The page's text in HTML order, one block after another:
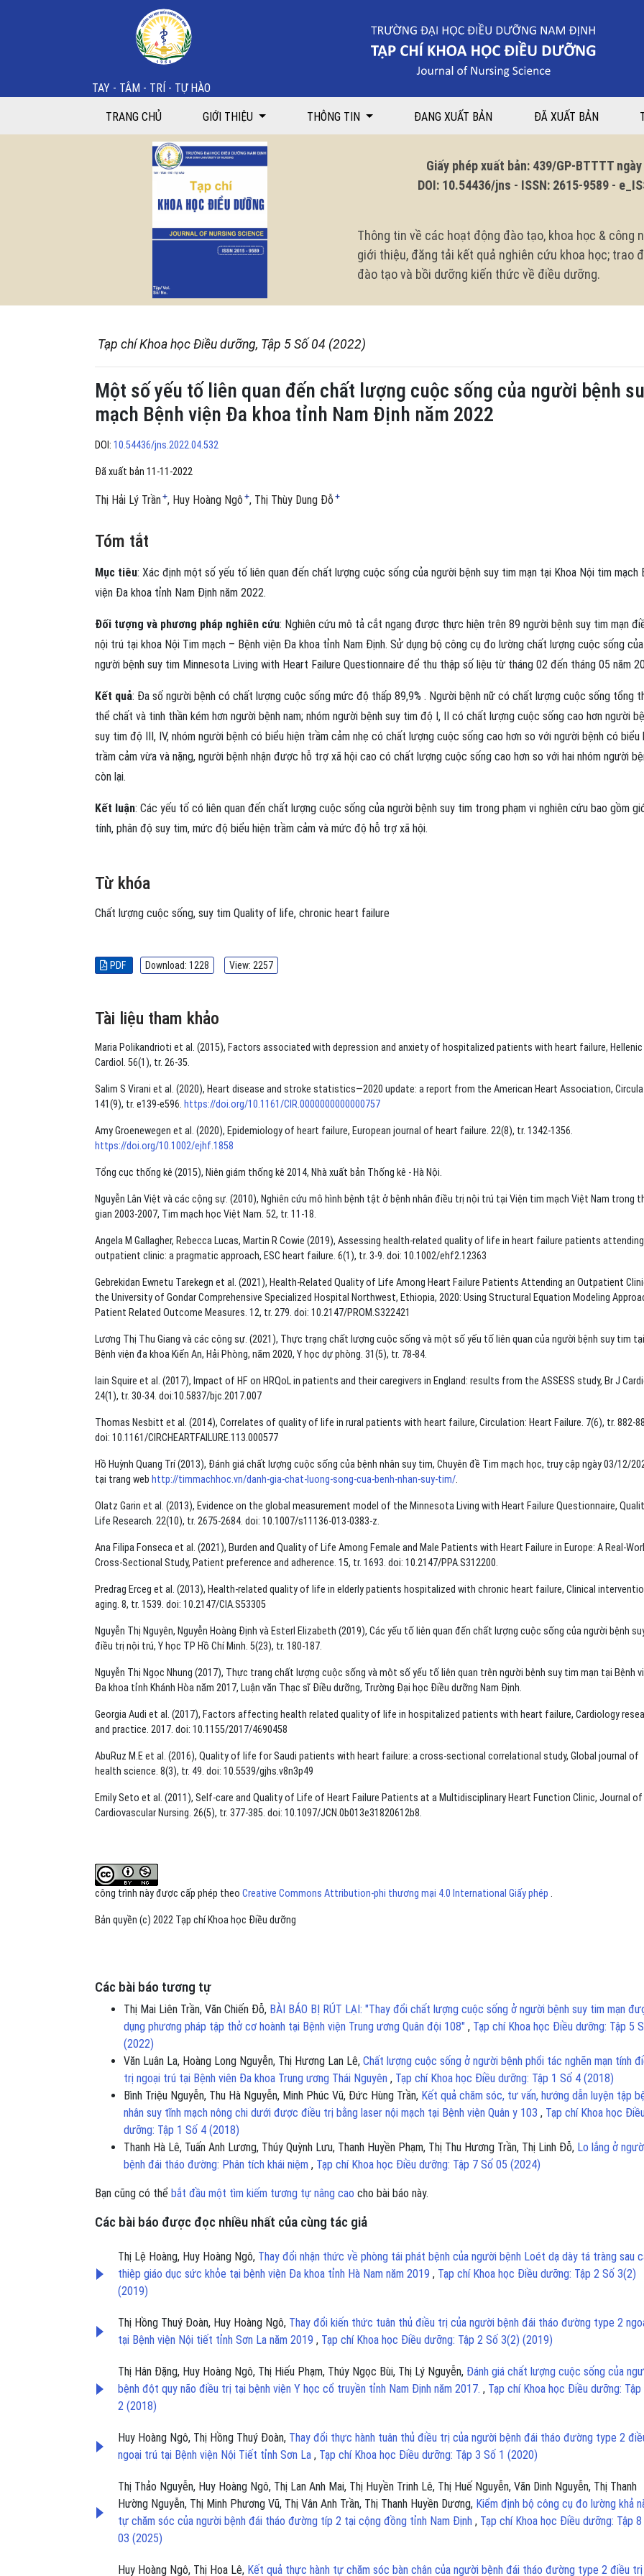
Một số yếu tố liên quan đến chất lượng cuộc sống của người bệnh suy tim mạn tại Khoa Nội tim mạch Bệnh viện Đa khoa tỉnh
TAY - TÂM - TRÍ - TỰ HÀO
TRANG CHỦ GIỚI THIỆU THÔNG TIN ĐANG XUẤT BẢN ĐÃ XUẤT BẢN
Giấy phép xuất bản: 439/GP-BTTTT ngày
DOI: 10.54436/jns - ISSN: 2615-9589 -
Thông tin về các hoạt động đào tạo, khoa học & công
giới thiệu, đăng tải kết quả nghiên cứu khoa học; trao
đào tạo và bồi dưỡng kiến thức về điều dưỡng.
Tạp chí Khoa học Điều dưỡng, Tập 5 Số 04 (2022)
Một số yếu tố liên quan đến chất lượng cuộc sống của người bệnh
mạch Bệnh viện Đa khoa tỉnh Nam Định năm 2022
DOI: 10.54436/jns.2022.04.532
Đã xuất bản 11-11-2022
Thị Hải Lý Trần+ Huy Hoàng Ngô + Thị Thùy Dung Đỗ +
Tóm tắt
Mục tiêu: Xác định một số yếu tố liên quan đến chất lượng cuộc sống của người bệnh suy tim mạn tại Khoa Nội tim mạch
viện Đa khoa tỉnh Nam Định năm 2022.
Đối tượng và phương pháp nghiên cứu: Nghiên cứu mô tả cắt ngang được thực hiện trên 89 người bệnh suy tim mạn
nội trú tại khoa Nội Tim mạch – Bệnh viện Đa khoa tỉnh Nam Định. Sử dụng bộ công cụ đo lường chất lượng cuộc sống của
người bệnh suy tim Minnesota Living with Heart Failure Questionnaire để thu thập số liệu từ tháng 02 đến tháng 05 năm
Kết quả: Đa số người bệnh có chất lượng cuộc sống mức độ thấp 89,9% . Người bệnh nữ có chất lượng cuộc sống tổng
thể chất và tinh thần kém hơn người bệnh nam; nhóm người bệnh suy tim độ I, II có chất lượng cuộc sống cao hơn người
suy tim độ III, IV, nhóm người bệnh có biểu hiện trầm cảm nhẹ có chất lượng cuộc sống cao hơn so với người bệnh có biểu
trầm cảm vừa và nặng, người bệnh nhận được hỗ trợ xã hội cao có chất lượng cuộc sống cao hơn so với hai nhóm người
còn lại.
Kết luận: Các yếu tố có liên quan đến chất lượng cuộc sống của người bệnh suy tim trong phạm vi nghiên cứu bao gồm
tính, phân độ suy tim, mức độ biểu hiện trầm cảm và mức độ hỗ trợ xã hội.
Từ khóa
Chất lượng cuộc sống, suy tim Quality of life, chronic heart failure
PDF Download: 1228 View: 2257
Tài liệu tham khảo
Maria Polikandrioti et al. (2015), Factors associated with depression and anxiety of hospitalized patients with heart failure, Hellenic
Cardiol. 56(1), tr. 26-35.
Salim S Virani et al. (2020), Heart disease and stroke statistics—2020 update: a report from the American Heart Association,
141(9), tr. e139-e596. https://doi.org/10.1161/CIR.0000000000000757
Amy Groenewegen et al. (2020), Epidemiology of heart failure, European journal of heart failure. 22(8), tr. 1342-1356.
https://doi.org/10.1002/ejhf.1858
Tổng cục thống kê (2015), Niên giám thống kê 2014, Nhà xuất bản Thống kê - Hà Nội.
Nguyễn Lân Việt và các cộng sự. (2010), Nghiên cứu mô hình bệnh tật ở bệnh nhân điều trị nội trú tại Viện tim mạch Việt Nam trong
gian 2003-2007, Tim mạch học Việt Nam. 52, tr. 11-18.
Angela M Gallagher, Rebecca Lucas, Martin R Cowie (2019), Assessing health‐related quality of life in heart failure patients
outpatient clinic: a pragmatic approach, ESC heart failure. 6(1), tr. 3-9. doi: 10.1002/ehf2.12363
Gebrekidan Ewnetu Tarekegn et al. (2021), Health-Related Quality of Life Among Heart Failure Patients Attending an Outpatient
the University of Gondar Comprehensive Specialized Hospital Northwest, Ethiopia, 2020: Using Structural Equation Modeling
Patient Related Outcome Measures. 12, tr. 279. doi: 10.2147/PROM.S322421
Lương Thị Thu Giang và các cộng sự. (2021), Thực trạng chất lượng cuộc sống và một số yếu tố liên quan của người bệnh suy tim tại
Bệnh viện đa khoa Kiến An, Hải Phòng, năm 2020, Y học dự phòng. 31(5), tr. 78-84.
Iain Squire et al. (2017), Impact of HF on HRQoL in patients and their caregivers in England: results from the ASSESS study, Br J
24(1), tr. 30-34. doi:10.5837/bjc.2017.007
Thomas Nesbitt et al. (2014), Correlates of quality of life in rural patients with heart failure, Circulation: Heart Failure. 7(6), tr. 882-
doi: 10.1161/CIRCHEARTFAILURE.113.000577
Hồ Huỳnh Quang Trí (2013), Đánh giá chất lượng cuộc sống của bệnh nhân suy tim, Chuyên đề Tim mạch học, truy cập ngày 03/12/
tại trang web http://timmachhoc.vn/danh-gia-chat-luong-song-cua-benh-nhan-suy-tim/.
Olatz Garin et al. (2013), Evidence on the global measurement model of the Minnesota Living with Heart Failure Questionnaire,
Life Research. 22(10), tr. 2675-2684. doi: 10.1007/s11136-013-0383-z.
Ana Filipa Fonseca et al. (2021), Burden and Quality of Life Among Female and Male Patients with Heart Failure in Europe: A Real-
Cross-Sectional Study, Patient preference and adherence. 15, tr. 1693. doi: 10.2147/PPA.S312200.
Predrag Erceg et al. (2013), Health-related quality of life in elderly patients hospitalized with chronic heart failure, Clinical
aging. 8, tr. 1539. doi: 10.2147/CIA.S53305
Nguyễn Thị Nguyên, Nguyễn Hoàng Định và Esterl Elizabeth (2019), Các yếu tố liên quan đến chất lượng cuộc sống của người bệnh
điều trị nội trú, Y học TP Hồ Chí Minh. 5(23), tr. 180-187.
Nguyễn Thị Ngọc Nhung (2017), Thực trạng chất lượng cuộc sống và một số yếu tố liên quan trên người bệnh suy tim mạn tại Bệnh
Đa khoa tỉnh Khánh Hòa năm 2017, Luận văn Thạc sĩ Điều dưỡng, Trường Đại học Điều dưỡng Nam Định.
Georgia Audi et al. (2017), Factors affecting health related quality of life in hospitalized patients with heart failure, Cardiology
and practice. 2017. doi: 10.1155/2017/4690458
AbuRuz M.E et al. (2016), Quality of life for Saudi patients with heart failure: a cross-sectional correlational study, Global journal of
health science. 8(3), tr. 49. doi: 10.5539/gjhs.v8n3p49
Emily Seto et al. (2011), Self-care and Quality of Life of Heart Failure Patients at a Multidisciplinary Heart Function Clinic, Journal of
Cardiovascular Nursing. 26(5), tr. 377-385. doi: 10.1097/JCN.0b013e31820612b8.
công trình này được cấp phép theo Creative Commons Attribution-phi thương mại 4.0 International Giấy phép .
Bản quyền (c) 2022 Tạp chí Khoa học Điều dưỡng
Các bài báo tương tự
Thị Mai Liên Trần, Văn Chiến Đỗ, BÀI BÁO BỊ RÚT LẠI: "Thay đổi chất lượng cuộc sống ở người bệnh suy tim mạn
dụng phương pháp tập thở cơ hoành tại Bệnh viện Trung ương Quân đội 108" , Tạp chí Khoa học Điều dưỡng: Tập 5
(2022)
Văn Luân La, Hoàng Long Nguyễn, Thị Hương Lan Lê, Chất lượng cuộc sống ở người bệnh phổi tác nghẽn mạn tính
trị ngoại trú tại Bệnh viên Đa khoa Trung ương Thái Nguyên , Tạp chí Khoa học Điều dưỡng: Tập 1 Số 4 (2018)
Bình Triệu Nguyễn, Thu Hà Nguyễn, Minh Phúc Vũ, Đức Hùng Trần, Kết quả chăm sóc, tư vấn, hướng dẫn luyện tập
nhân suy tĩnh mạch nông chi dưới được điều trị bằng laser nội mạch tại Bệnh viện Quân y 103 , Tạp chí Khoa học Điều
dưỡng: Tập 1 Số 4 (2018)
Thanh Hà Lê, Tuấn Anh Lương, Thúy Quỳnh Lưu, Thanh Huyền Phạm, Thị Thu Hương Trần, Thị Linh Đỗ, Lo lắng ở
bệnh đái tháo đường: Phân tích khái niệm , Tạp chí Khoa học Điều dưỡng: Tập 7 Số 05 (2024)
Bạn cũng có thể bắt đầu một tìm kiếm tương tự nâng cao cho bài báo này.
Các bài báo được đọc nhiều nhất của cùng tác giả
Thị Lệ Hoàng, Huy Hoàng Ngô, Thay đổi nhận thức về phòng tái phát bệnh của người bệnh Loét dạ dày tá tràng sau
thiệp giáo dục sức khỏe tại bệnh viện Đa khoa tỉnh Hà Nam năm 2019 , Tạp chí Khoa học Điều dưỡng: Tập 2 Số 3(2)
(2019)
Thị Hồng Thuý Đoàn, Huy Hoàng Ngô, Thay đổi kiến thức tuân thủ điều trị của người bệnh đái tháo đường type 2
tại Bệnh viện Nội tiết tỉnh Sơn La năm 2019 , Tạp chí Khoa học Điều dưỡng: Tập 2 Số 3(2) (2019)
Thị Hân Đặng, Huy Hoàng Ngô, Thị Hiếu Phạm, Thúy Ngọc Bùi, Thị Lý Nguyễn, Đánh giá chất lượng cuộc sống của
bệnh đột quy não điều trị tại bệnh viện Y học cổ truyền tỉnh Nam Định năm 2017. , Tạp chí Khoa học Điều dưỡng:
2 (2018)
Huy Hoàng Ngô, Thị Hồng Thuý Đoàn, Thay đổi thực hành tuân thủ điều trị của người bệnh đái tháo đường type 2
ngoại trú tại Bệnh viện Nội Tiết tỉnh Sơn La , Tạp chí Khoa học Điều dưỡng: Tập 3 Số 1 (2020)
Thị Thảo Nguyễn, Huy Hoàng Ngô, Thị Lan Anh Mai, Thị Huyền Trinh Lê, Thị Huế Nguyễn, Văn Dinh Nguyễn, Thị Thanh
Hường Nguyễn, Thị Minh Phương Vũ, Thị Vân Anh Trần, Thị Thanh Huyền Dương, Kiểm định bộ công cụ đo lường khả
tự chăm sóc của người bệnh đái tháo đường típ 2 tại cộng đồng tỉnh Nam Định , Tạp chí Khoa học Điều dưỡng: Tập
03 (2025)
Huy Hoàng Ngô, Thị Hoa Lê, Kết quả thực hành tự chăm sóc bàn chân của người bệnh đái tháo đường type 2 điều trị